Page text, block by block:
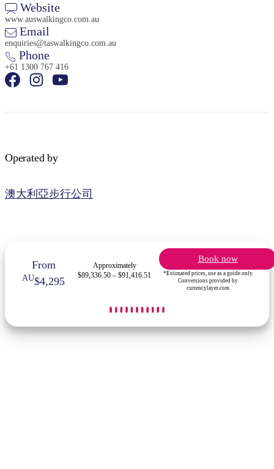
Website
www.auswalkingco.com.au
Email
enquiries@taswalkingco.com.au
Phone
+61 1300 767 416
Operated by
澳大利亞步行公司
From
AU$4,295
Approximately
$89,336.50 – $91,416.51
Book now
*Estimated prices, use as a guide only.
Conversions provided by
currencylayer.com